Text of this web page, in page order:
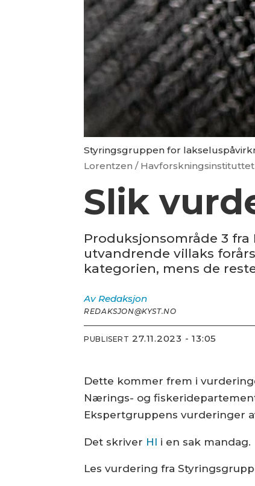
Styringsgruppen for
Lorentzen / Havforskningsinstituttet
Slik
Produksjonsområde 3
utvandrende villaks
kategorien, mens de
Av Redaksjon
REDAKSJON@KYST.NO
PUBLISERT 27.11.2023 - 13:05
Dette kommer frem i
Nærings- og
Ekspertgruppens vurderinger
Det skriver HI i en sak mandag.
Les vurdering fra